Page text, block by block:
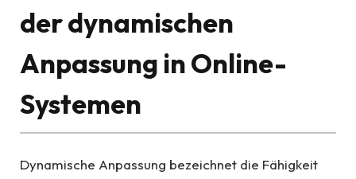
der dynamischen
Anpassung in Online-
Systemen
Dynamische Anpassung bezeichnet die Fähigkeit